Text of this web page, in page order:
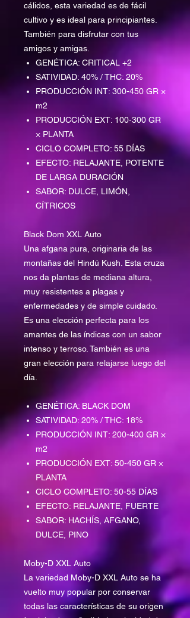
cálidos, esta variedad es de fácil
cultivo y es ideal para principiantes.
También para disfrutar con tus
amigos y amigas.
GENÉTICA: CRITICAL +2
SATIVIDAD: 40% / THC: 20%
PRODUCCIÓN INT: 300-450 GR ×
m2
PRODUCCIÓN EXT: 100-300 GR
× PLANTA
CICLO COMPLETO: 55 DÍAS
EFECTO: RELAJANTE, POTENTE
DE LARGA DURACIÓN
SABOR: DULCE, LIMÓN,
CÍTRICOS
Black Dom XXL Auto
Una afgana pura, originaria de las
montañas del Hindú Kush. Esta cruza
nos da plantas de mediana altura,
muy resistentes a plagas y
enfermedades y de simple cuidado.
Es una elección perfecta para los
amantes de las índicas con un sabor
intenso y terroso. También es una
gran elección para relajarse luego del
día.
GENÉTICA: BLACK DOM
SATIVIDAD: 20% / THC: 18%
PRODUCCIÓN INT: 200-400 GR ×
m2
PRODUCCIÓN EXT: 50-450 GR ×
PLANTA
CICLO COMPLETO: 50-55 DÍAS
EFECTO: RELAJANTE, FUERTE
SABOR: HACHÍS, AFGANO,
DULCE, PINO
Moby-D XXL Auto
La variedad Moby-D XXL Auto se ha
vuelto muy popular por conservar
todas las características de su origen